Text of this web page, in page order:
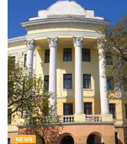
NEWS